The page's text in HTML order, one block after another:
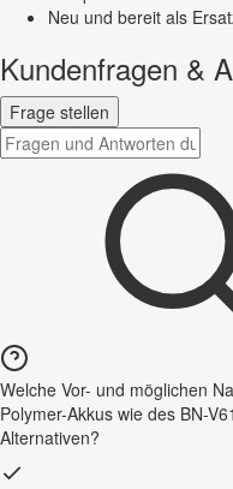
Neu und bereit als
Kundenfragen &
Frage stellen
Welche Vor- und möglichen
Polymer-Akkus wie des BN-
Alternativen?